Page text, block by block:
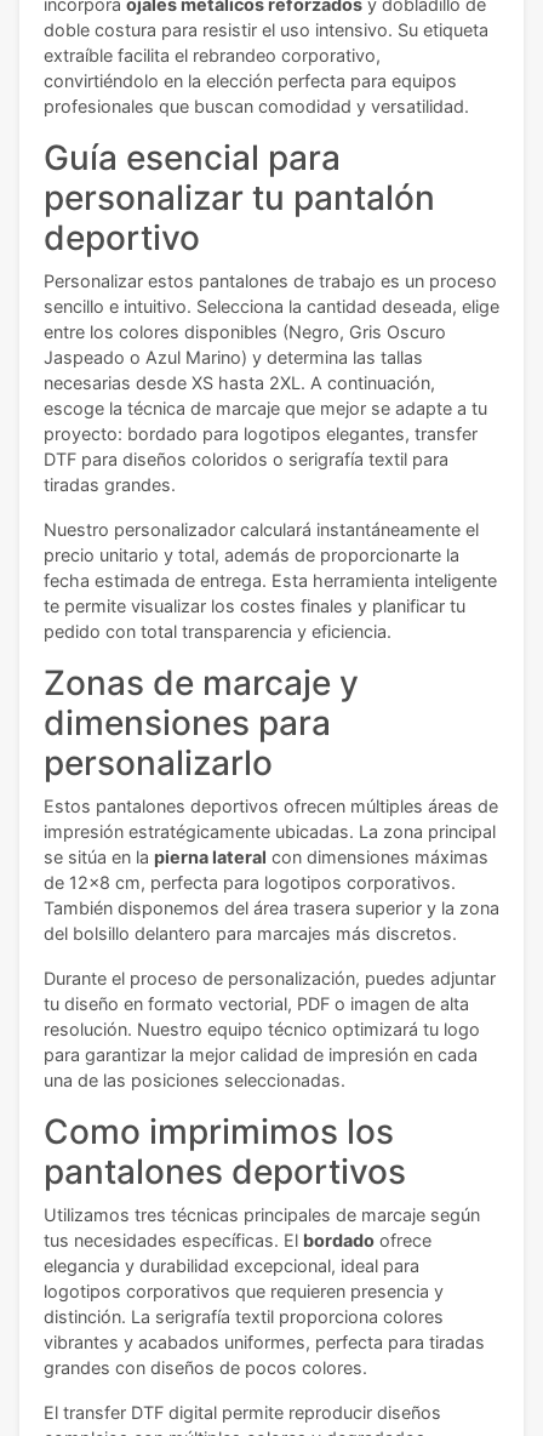
doble costura para resistir el uso intensivo. Su etiqueta
extraíble facilita el rebrandeo corporativo,
convirtiéndolo en la elección perfecta para equipos
profesionales que buscan comodidad y versatilidad.
Guía esencial para
personalizar tu pantalón
deportivo
Personalizar estos pantalones de trabajo es un proceso
sencillo e intuitivo. Selecciona la cantidad deseada, elige
entre los colores disponibles (Negro, Gris Oscuro
Jaspeado o Azul Marino) y determina las tallas
necesarias desde XS hasta 2XL. A continuación,
escoge la técnica de marcaje que mejor se adapte a tu
proyecto: bordado para logotipos elegantes, transfer
DTF para diseños coloridos o serigrafía textil para
tiradas grandes.
Nuestro personalizador calculará instantáneamente el
precio unitario y total, además de proporcionarte la
fecha estimada de entrega. Esta herramienta inteligente
te permite visualizar los costes finales y planificar tu
pedido con total transparencia y eficiencia.
Zonas de marcaje y
dimensiones para
personalizarlo
Estos pantalones deportivos ofrecen múltiples áreas de
impresión estratégicamente ubicadas. La zona principal
se sitúa en la pierna lateral con dimensiones máximas
de 12x8 cm, perfecta para logotipos corporativos.
También disponemos del área trasera superior y la zona
del bolsillo delantero para marcajes más discretos.
Durante el proceso de personalización, puedes adjuntar
tu diseño en formato vectorial, PDF o imagen de alta
resolución. Nuestro equipo técnico optimizará tu logo
para garantizar la mejor calidad de impresión en cada
una de las posiciones seleccionadas.
Como imprimimos los
pantalones deportivos
Utilizamos tres técnicas principales de marcaje según
tus necesidades específicas. El bordado ofrece
elegancia y durabilidad excepcional, ideal para
logotipos corporativos que requieren presencia y
distinción. La serigrafía textil proporciona colores
vibrantes y acabados uniformes, perfecta para tiradas
grandes con diseños de pocos colores.
El transfer DTF digital permite reproducir diseños